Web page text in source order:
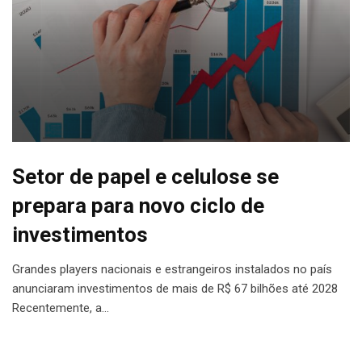
Setor de papel e celulose se
prepara para novo ciclo de
investimentos
Grandes players nacionais e estrangeiros instalados no país
anunciaram investimentos de mais de R$ 67 bilhões até 2028
Recentemente, a…